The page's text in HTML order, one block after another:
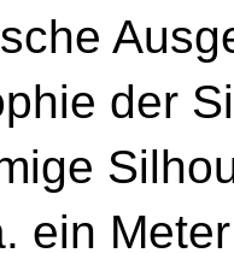
der
ein